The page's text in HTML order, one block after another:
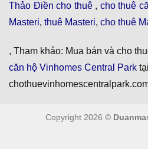
Thảo Điền cho thuê , cho thuê
Masteri, thuê Masteri, cho thuê
, Tham khảo: Mua bán và cho
căn hộ Vinhomes Central Park
Copyright 2026 ©